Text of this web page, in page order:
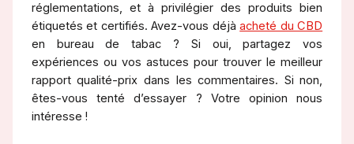
réglementations, et à privilégier des produits bien
étiquetés et certifiés. Avez-vous déjàacheté du CBD
en bureau de tabac ? Si oui, partagez vos
expériences ou vos astuces pour trouver le meilleur
rapport qualité-prix dans les commentaires. Si non,
êtes-vous tenté d’essayer ? Votre opinion nous
intéresse !